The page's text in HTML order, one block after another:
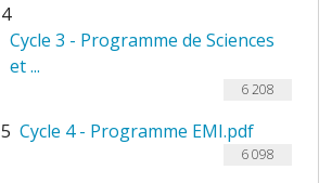
4
Cycle 3 - Programme de Sciences
et ...
6 208
5 Cycle 4 - Programme EMI.pdf
6 098